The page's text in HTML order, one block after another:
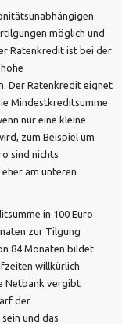
möglich und
Ratenkredit ist bei der
Der Ratenkredit eignet
Mindestkreditsumme
nur eine kleine
zum Beispiel um
sind nichts
am unteren
in 100 Euro
zur Tilgung
84 Monaten bildet
willkürlich
Netbank vergibt
der
und das